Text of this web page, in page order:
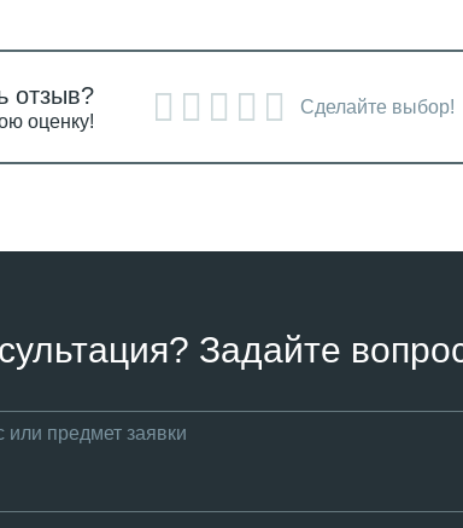
отзыв?
оценку!
Сделайте выбор!
Задайте